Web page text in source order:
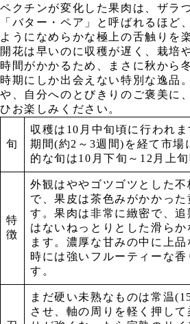
ペクチンが変化した果肉は、ザラ
「バター・ペア」と呼ばれるほど
ようになめらかな極上の舌触りを
開花は早いのに収穫が遅く、栽培
時間がかかるため、まさに秋から
時期にしか出会えない特別な逸品
や、自分へのとびきりのご褒美に
ひお楽しみください。
旬
収穫は10月中旬頃に行われ
期間(約2～3週間)を経て市場
的な旬は10月下旬～12月上旬
特
徴
外観はややゴツゴツとした
で、果皮は茶色みがかかった
す。果肉は非常に緻密で、
はないねっとりとした滑らか
ます。濃厚な甘みの中に上
時には強いフルーティーな
す。
まだ硬い未熟なものは常温
させ、軸の周りを軽く押し